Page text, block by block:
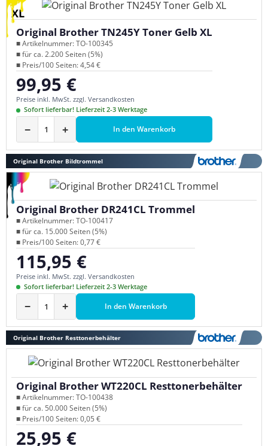
XL
Original Brother TN245Y Toner Gelb XL
■ Artikelnummer: TO-100345
■ für ca. 2.200 Seiten (5%)
■ Preis/100 Seiten: 4,54 €
Regulärer Preis:
99,95 €
Preise inkl. MwSt. zzgl. Versandkosten
Sofort lieferbar! Lieferzeit 2-3 Werktage
− + In den Warenkorb
Original Brother Bildtrommel
Original Brother DR241CL Trommel
■ Artikelnummer: TO-100417
■ für ca. 15.000 Seiten (5%)
■ Preis/100 Seiten: 0,77 €
Regulärer Preis:
115,95 €
Preise inkl. MwSt. zzgl. Versandkosten
Sofort lieferbar! Lieferzeit 2-3 Werktage
− + In den Warenkorb
Original Brother Resttonerbehälter
Original Brother WT220CL Resttonerbehälter
■ Artikelnummer: TO-100438
■ für ca. 50.000 Seiten (5%)
■ Preis/100 Seiten: 0,05 €
Regulärer Preis:
25,95 €